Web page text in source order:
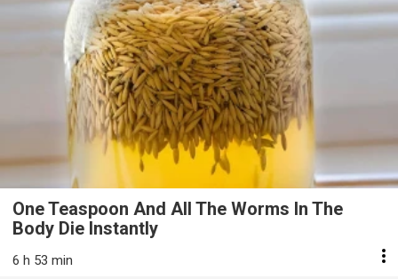
One Teaspoon And All The Worms In The
Body Die Instantly
6 h 53 min